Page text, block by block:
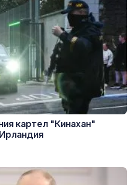
картел "Кинахан"